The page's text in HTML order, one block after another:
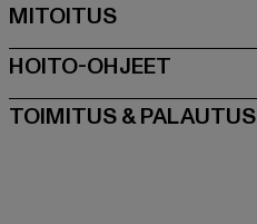
MITOITUS
HOITO-OHJEET
TOIMITUS & PALAUTUS